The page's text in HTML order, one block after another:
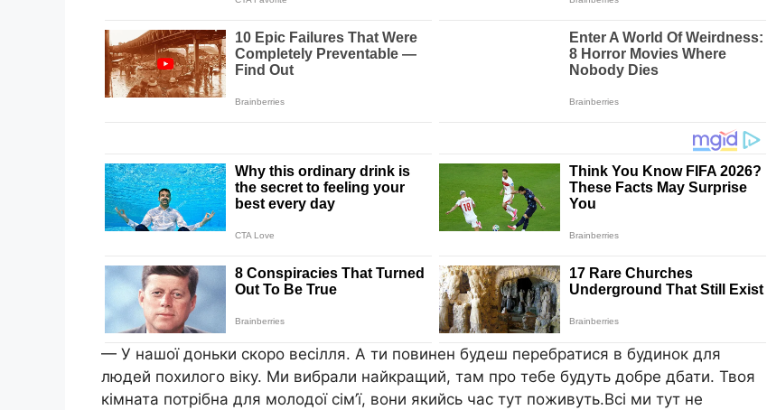
— У нашої доньки скоро весілля. А ти повинен будеш перебратися в будинок для
людей похилого віку. Ми вибрали найкращий, там про тебе будуть добре дбати. Твоя
кімната потрібна для молодої сім’ї, вони якийсь час тут поживуть.Всі ми тут не